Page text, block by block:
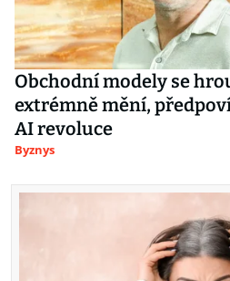
Obchodní modely se
extrémně mění,
AI revoluce
Byznys